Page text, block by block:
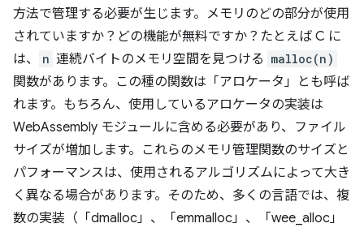
方法で管理する必要が生じます。メモリのどの部分が使用
されていますか？どの機能が無料ですか？たとえば C に
は、
n 連続バイトのメモリ空間を見つける malloc(n)
関数があります。この種の関数は「アロケータ」とも呼ば
れます。もちろん、使用しているアロケータの実装は
WebAssembly モジュールに含める必要があり、ファイル
サイズが増加します。これらのメモリ管理関数のサイズと
パフォーマンスは、使用されるアルゴリズムによって大き
く異なる場合があります。そのため、多くの言語では、複
数の実装（「dmalloc」、「emmalloc」、「wee_alloc」